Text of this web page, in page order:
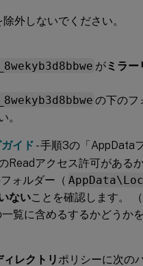
外しないでください。
が ミラ
の下のフ
。
イド - 手順3の「AppData
Readアクセス許可がある
ォルダー（
ないことを確認します。 （
覧に含めるするかどうか
レクトリ ポリシーに次の